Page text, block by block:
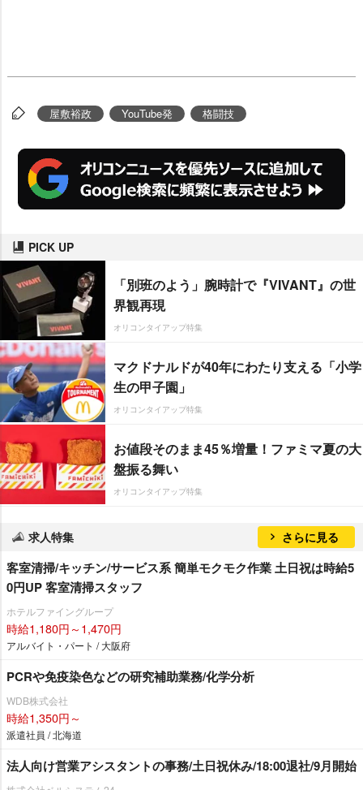
屋敷裕政 YouTube発 格闘技
PICK UP
「別班のよう」腕時計で『VIVANT』の世
界観再現
オリコンタイアップ特集
マクドナルドが40年にわたり支える「小学
生の甲子園」
オリコンタイアップ特集
お値段そのまま45％増量！ファミマ夏の大
盤振る舞い
オリコンタイアップ特集
求人特集 さらに見る
客室清掃/キッチン/サービス系 簡単モクモク作業 土日祝は時給5
0円UP 客室清掃スタッフ
ホテルファイングループ
時給1,180円～1,470円
アルバイト・パート / 大阪府
PCRや免疫染色などの研究補助業務/化学分析
WDB株式会社
時給1,350円～
派遣社員 / 北海道
法人向け営業アシスタントの事務/土日祝休み/18:00退社/9月開始